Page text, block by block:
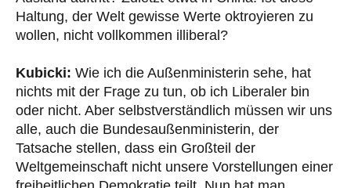
Haltung, der Welt gewisse Werte oktroyieren zu
wollen, nicht vollkommen illiberal?
Kubicki: Wie ich die Außenministerin sehe, hat
nichts mit der Frage zu tun, ob ich Liberaler bin
oder nicht. Aber selbstverständlich müssen wir uns
alle, auch die Bundesaußenministerin, der
Tatsache stellen, dass ein Großteil der
Weltgemeinschaft nicht unsere Vorstellungen einer